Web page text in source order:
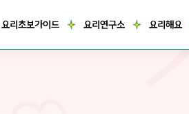
요리초보가이드 요리연구소 요리해요